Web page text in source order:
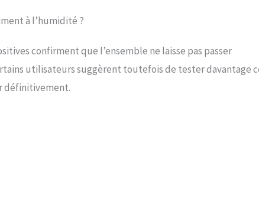
à l’humidité ?
confirment que l’ensemble ne laisse pas passer
utilisateurs suggèrent toutefois de tester davantage
définitivement.